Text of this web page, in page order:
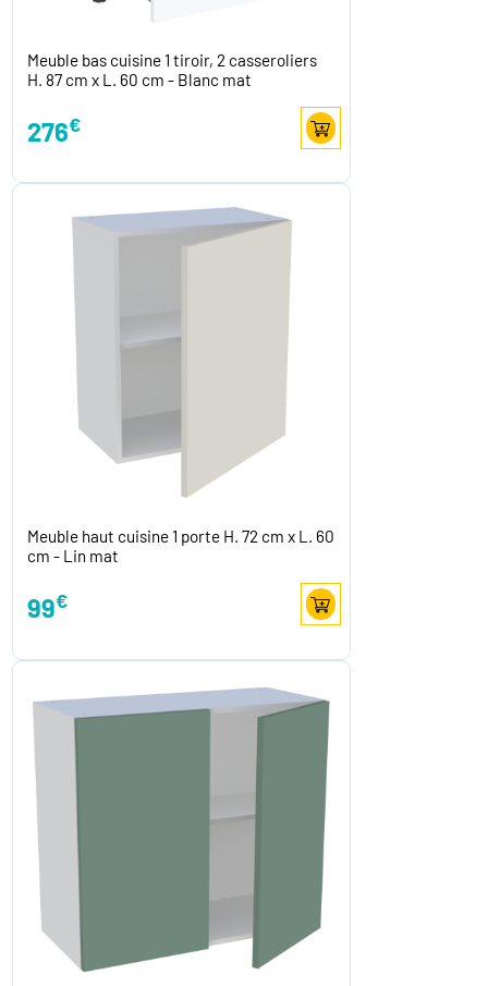
Meuble bas cuisine 1 tiroir, 2 casseroliers
H. 87 cm x L. 60 cm - Blanc mat
276€
Meuble haut cuisine 1 porte H. 72 cm x L. 60
cm - Lin mat
99€